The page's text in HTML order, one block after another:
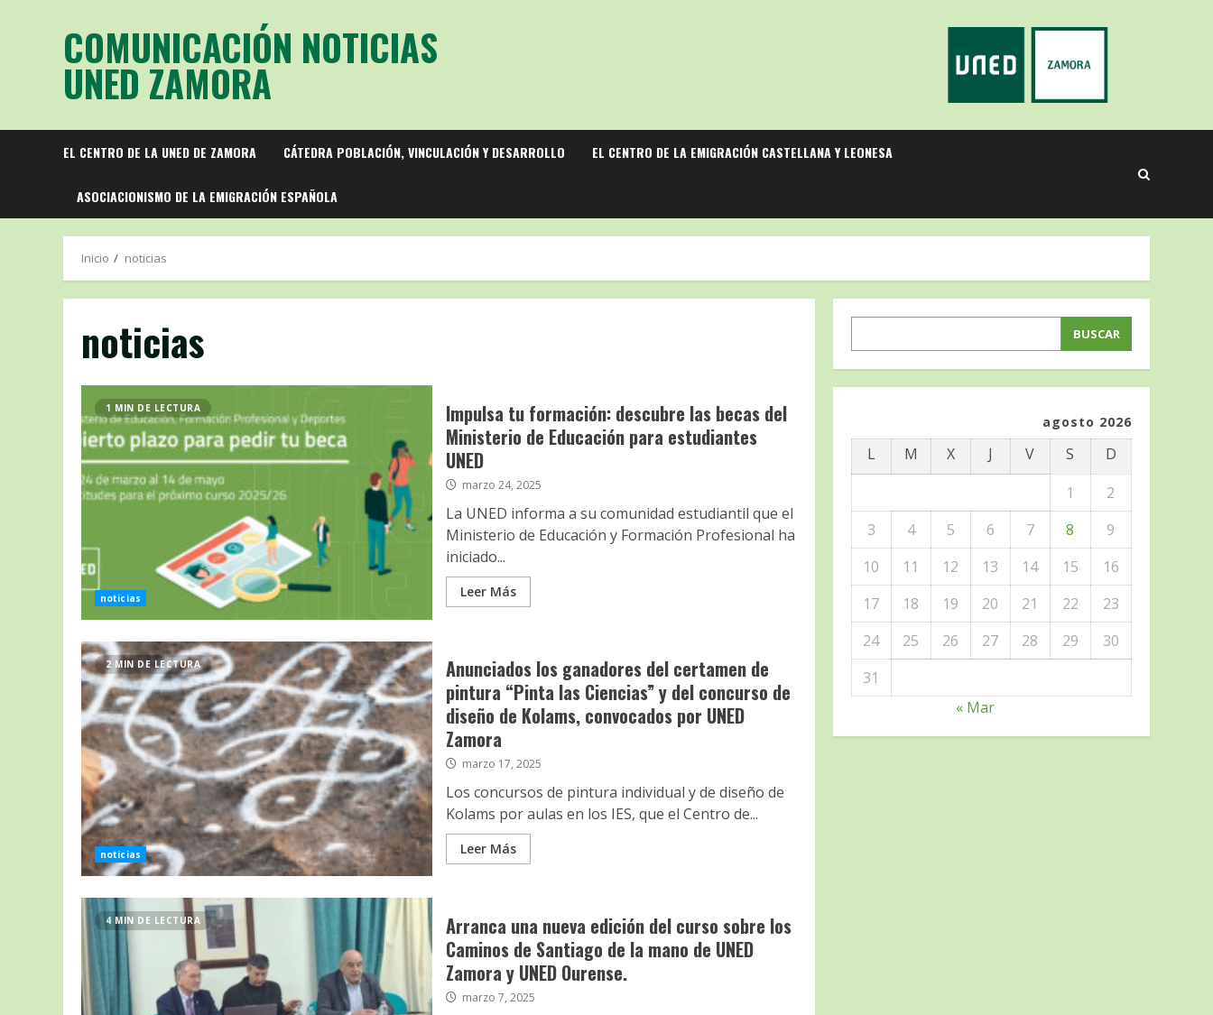
contenidoCOMUNICACIÓN NOTICIAS
UNED ZAMORA
EL CENTRO DE LA UNED DE ZAMORA CÁTEDRA POBLACIÓN, VINCULACIÓN Y DESARROLLO EL CENTRO DE LA EMIGRACIÓN CASTELLANA Y LEONESA
ASOCIACIONISMO DE LA EMIGRACIÓN ESPAÑOLA
Inicio noticias
noticias
1 MIN DE LECTURA
noticias
Impulsa tu formación: descubre las becas del
Ministerio de Educación para estudiantes
UNED
marzo 24, 2025
La UNED informa a su comunidad estudiantil que el
Ministerio de Educación y Formación Profesional ha
iniciado...
Leer Más
2 MIN DE LECTURA
noticias
Anunciados los ganadores del certamen de
pintura “Pinta las Ciencias” y del concurso de
diseño de Kolams, convocados por UNED
Zamora
marzo 17, 2025
Los concursos de pintura individual y de diseño de
Kolams por aulas en los IES, que el Centro de...
Leer Más
4 MIN DE LECTURA
Arranca una nueva edición del curso sobre los
Caminos de Santiago de la mano de UNED
Zamora y UNED Ourense.
marzo 7, 2025
BUSCAR BUSCAR
agosto 2026
L M X J V S
D
1
2
3
4 5 6 7 8
9
10
11 12 13 14 15
16
17
18 19 20 21 22
23
24
25 26 27 28 29
30
31
« Mar